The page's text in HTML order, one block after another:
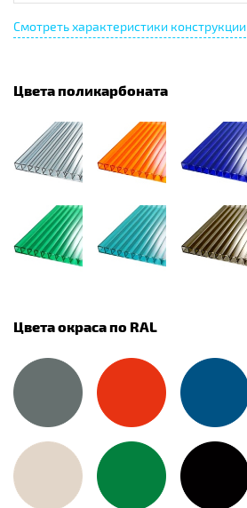
Смотреть характеристики конструкции
Цвета поликарбоната
Цвета окраса по RAL